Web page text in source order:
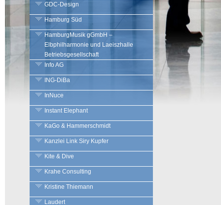
GDC-Design
Hamburg Süd
HamburgMusik gGmbH –
Elbphilharmonie und Laeiszhalle
Betriebsgesellschaft
Info AG
ING-DiBa
InNuce
Instant Elephant
KaGo & Hammerschmidt
Kanzlei Link Siry Kupfer
Kite & Dive
Krahe Consulting
Kristine Thiemann
Laudert